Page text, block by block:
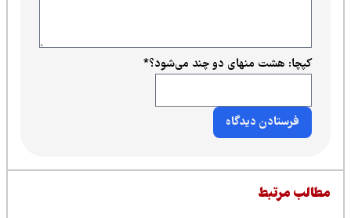
کپچا: هشت منهای دو چند می‌شود؟*
مرتبط